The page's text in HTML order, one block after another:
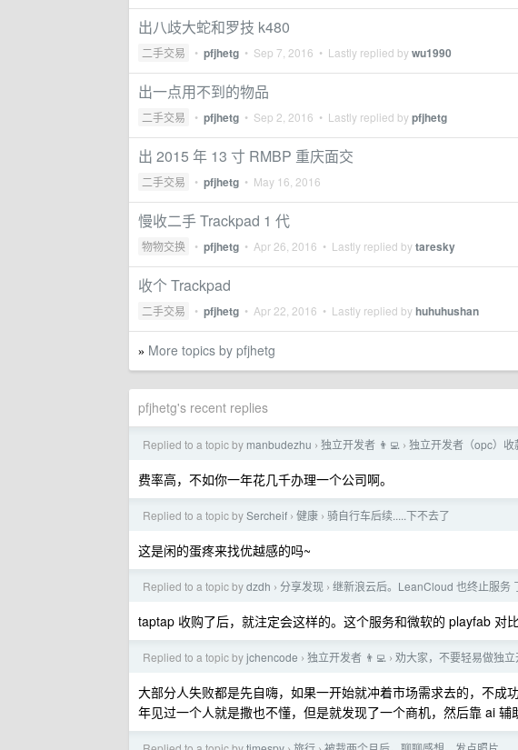
出八歧大蛇和罗技 k480
二手交易 • pfjhetg • Sep 7, 2016 • Lastly replied bywu1990
出一点用不到的物品
二手交易 • pfjhetg • Sep 2, 2016 • Lastly replied bypfjhetg
出 2015 年 13 寸 RMBP 重庆面交
二手交易 • pfjhetg • May 16, 2016
慢收二手 Trackpad 1 代
物物交换 • pfjhetg • Apr 26, 2016 • Lastly replied bytaresky
收个 Trackpad
二手交易 • pfjhetg • Apr 22, 2016 • Lastly replied byhuhuhushan
» More topics by pfjhetg
pfjhetg's recent replies
Replied to a topic by manbudezhu › 独立开发者 👨‍💻 › 独立开发者（opc）收
费率高，不如你一年花几千办理一个公司啊。
Replied to a topic bySercheif › 健康 › 骑自行车后续.....下不去了
这是闲的蛋疼来找优越感的吗~
Replied to a topic bydzdh › 分享发现 › 继新浪云后。LeanCloud 也终止服务
taptap 收购了后，就注定会这样的。这个服务和微软的 playfab 对
Replied to a topic byjchencode › 独立开发者 👨‍💻 › 劝大家，不要轻易做独立
大部分人失败都是先自嗨，如果一开始就冲着市场需求去的，不成
年见过一个人就是撒也不懂，但是就发现了一个商机，然后靠 ai 辅